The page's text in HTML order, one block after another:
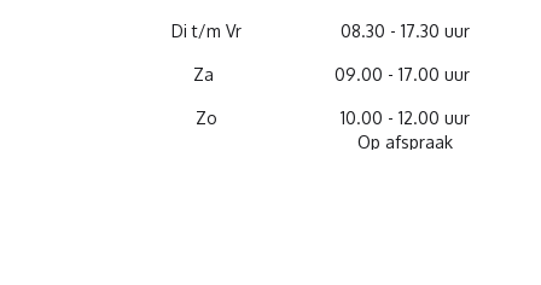
Di t/m Vr 08.30 - 17.30 uur
Za 09.00 - 17.00 uur
Zo
10.00 - 12.00 uur
Op afspraak